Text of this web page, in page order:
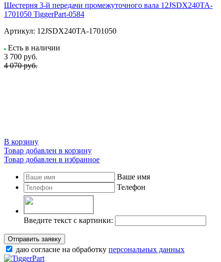
Шестерня 3-й передачи промежуточного вала 12JSDX240TA-
1701050 TiggerPart-0584
Артикул: 12JSDX240TA-1701050
Есть в наличии
3 700 руб.
4 070 руб.
В корзину
Товар добавлен в корзину
Товар добавлен в избранное
Ваше имя
Телефон
Введите текст с картинки:
Отправить заявку
даю согласие на обработку персональных данных